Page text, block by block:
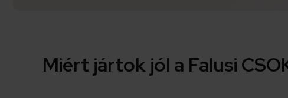
Miért jártok jól a Falusi